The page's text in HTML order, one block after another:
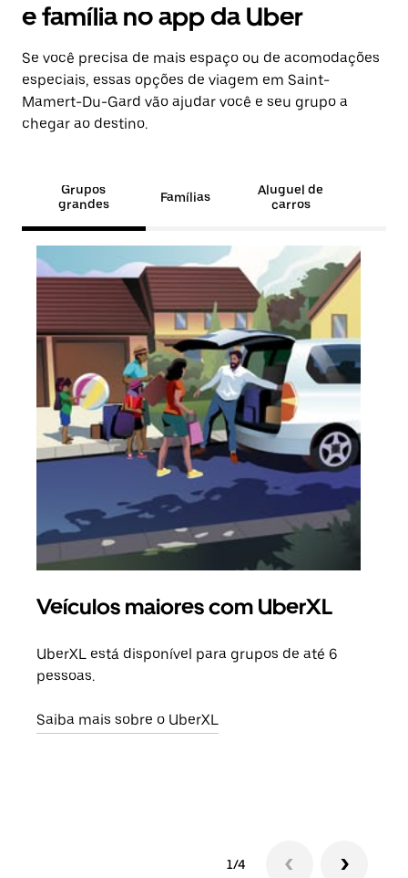
e família no app da Uber
Se você precisa de mais espaço ou de acomodações
especiais, essas opções de viagem em Saint-
Mamert-Du-Gard vão ajudar você e seu grupo a
chegar ao destino.
Grupos
grandes
Famílias
Aluguel de
carros
Veículos maiores com UberXL
UberXL está disponível para grupos de até 6
pessoas.
Saiba mais sobre o UberXL
1/4